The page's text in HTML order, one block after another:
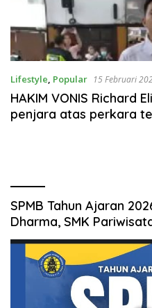
Lifestyle, Popular 15 Februari
HAKIM VONIS Richard
penjara atas perkara
SPMB Tahun Ajaran
Dharma, SMK